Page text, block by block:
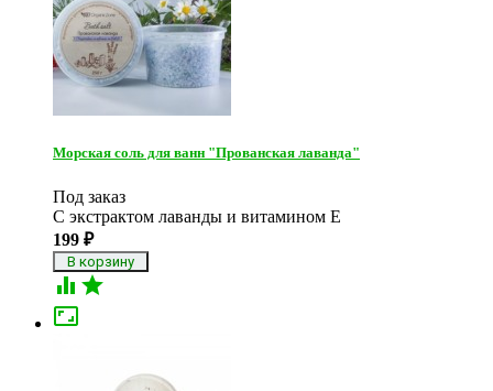
Морская соль для ванн "Прованская лаванда"
Под заказ
С экстрактом лаванды и витамином Е
199 ₽
 
